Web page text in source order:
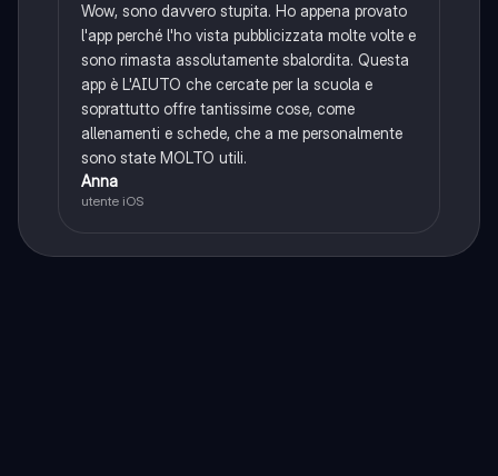
Wow, sono davvero stupita. Ho appena provato
l'app perché l'ho vista pubblicizzata molte volte e
sono rimasta assolutamente sbalordita. Questa
app è L'AIUTO che cercate per la scuola e
soprattutto offre tantissime cose, come
allenamenti e schede, che a me personalmente
sono state MOLTO utili.
Anna
utente iOS